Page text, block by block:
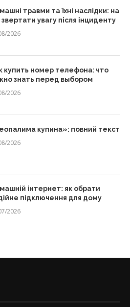
травми та їхні наслідки: на
увагу після інциденту
2026
купить номер телефона: что
знать перед выбором
2026
купина»: повний текст
2026
інтернет: як обрати
підключення для дому
2026